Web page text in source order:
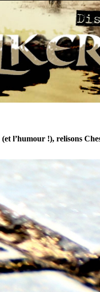
l’humour !), relisons